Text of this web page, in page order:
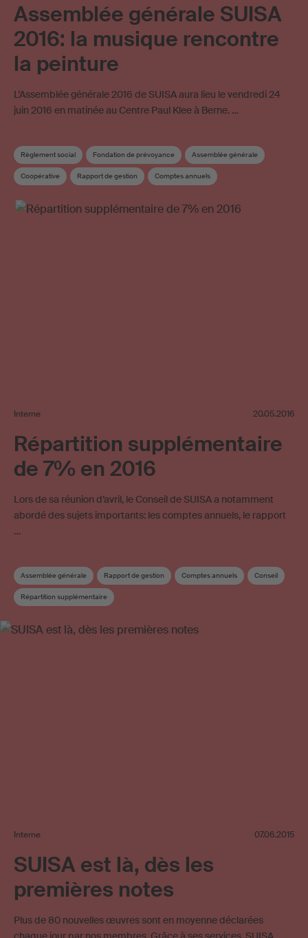
Assemblée générale SUISA
2016: la musique rencontre
la peinture
L’Assemblée générale 2016 de SUISA aura lieu le vendredi 24
juin 2016 en matinée au Centre Paul Klee à Berne. …
Règlement social Fondation de prévoyance Assemblée générale
Coopérative Rapport de gestion Comptes annuels
Interne 20.05.2016
Répartition supplémentaire
de 7% en 2016
Lors de sa réunion d’avril, le Conseil de SUISA a notamment
abordé des sujets importants: les comptes annuels, le rapport
…
Assemblée générale Rapport de gestion Comptes annuels Conseil
Répartition supplémentaire
Interne 07.06.2015
SUISA est là, dès les
premières notes
Plus de 80 nouvelles œuvres sont en moyenne déclarées